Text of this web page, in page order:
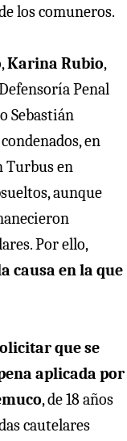
los comuneros.
Karina Rubio,
Penal
Sebastián
en
Turbus en
aunque
Por ello,
causa en la que
que se
aplicada por
, de 18 años
cautelares